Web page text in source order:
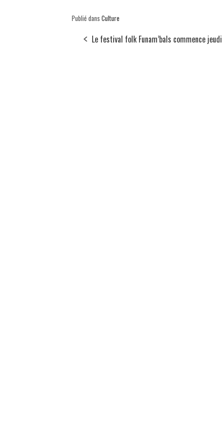
Publié dans Culture
Le festival folk Funam’bals commence jeudi